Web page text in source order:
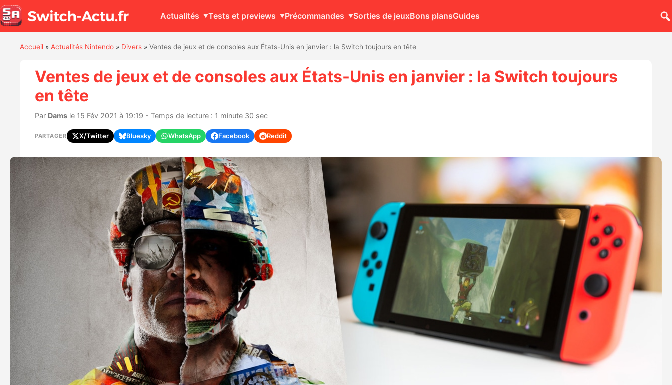
Actualités Tests et previews Précommandes Sorties de jeuxBons plansGuides
Accueil» Actualités Nintendo» Divers» Ventes de jeux et de consoles aux États-Unis en janvier : la Switch toujours en tête
Ventes de jeux et de consoles aux États-Unis en janvier : la Switch toujours
en tête
Par Damsle 15 Fév 2021 à 19:19 - Temps de lecture : 1 minute 30 sec
PARTAGER X/Twitter Bluesky WhatsApp Facebook Reddit